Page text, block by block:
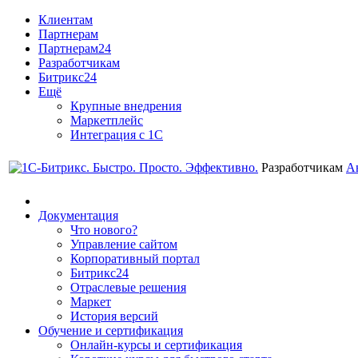
Клиентам
Партнерам
Партнерам24
Разработчикам
Битрикс24
Ещё
Крупные внедрения
Маркетплейс
Интеграция с 1С
Разработчикам
Документация
Что нового?
Управление сайтом
Корпоративный портал
Битрикс24
Отраслевые решения
Маркет
История версий
Обучение и сертификация
Онлайн-курсы и сертификация